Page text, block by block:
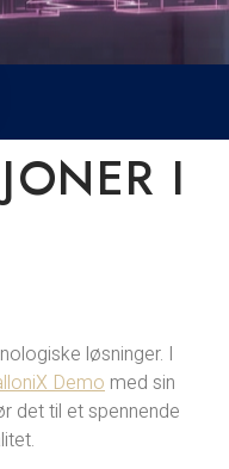
I
løsninger. I
Demo med sin
det til et spennende